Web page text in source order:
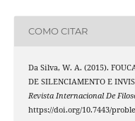
COMO CITAR
Da Silva, W. A. (2015).
DE SILENCIAMENTO E
Revista Internacional De
https://doi.org/10.7443/